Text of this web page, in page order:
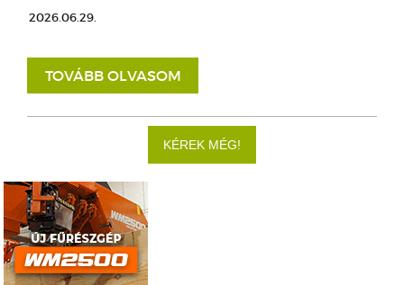
2026.06.29.
TOVÁBB OLVASOM
KÉREK MÉG!